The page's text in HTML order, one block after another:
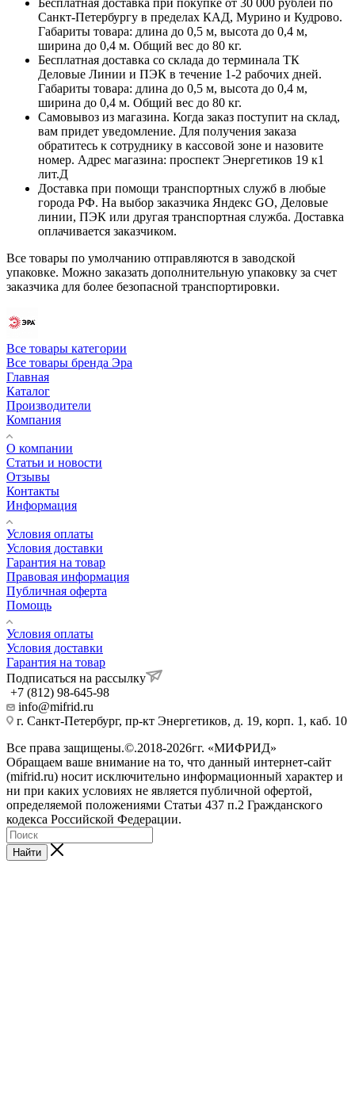
Санкт-Петербургу в пределах КАД, Мурино и Кудрово.
Габариты товара: длина до 0,5 м, высота до 0,4 м,
ширина до 0,4 м. Общий вес до 80 кг.
Бесплатная доставка со склада до терминала ТК
Деловые Линии и ПЭК в течение 1-2 рабочих дней.
Габариты товара: длина до 0,5 м, высота до 0,4 м,
ширина до 0,4 м. Общий вес до 80 кг.
Самовывоз из магазина. Когда заказ поступит на склад,
вам придет уведомление. Для получения заказа
обратитесь к сотруднику в кассовой зоне и назовите
номер. Адрес магазина: проспект Энергетиков 19 к1
лит.Д
Доставка при помощи транспортных служб в любые
города РФ. На выбор заказчика Яндекс GO, Деловые
линии, ПЭК или другая транспортная служба. Доставка
оплачивается заказчиком.
Все товары по умолчанию отправляются в заводской
упаковке. Можно заказать дополнительную упаковку за счет
заказчика для более безопасной транспортировки.
Все товары категории
Все товары бренда Эра
Главная
Каталог
Производители
Компания
О компании
Статьи и новости
Отзывы
Контакты
Информация
Условия оплаты
Условия доставки
Гарантия на товар
Правовая информация
Публичная оферта
Помощь
Условия оплаты
Условия доставки
Гарантия на товар
Подписаться на рассылку
+7 (812) 98-645-98
info@mifrid.ru
г. Санкт-Петербург, пр-кт Энергетиков, д. 19, корп. 1, каб. 10
Все права защищены.©.2018-2026гг. «МИФРИД»
Обращаем ваше внимание на то, что данный интернет-сайт
(mifrid.ru) носит исключительно информационный характер и
ни при каких условиях не является публичной офертой,
определяемой положениями Статьи 437 п.2 Гражданского
кодекса Российской Федерации.
Найти